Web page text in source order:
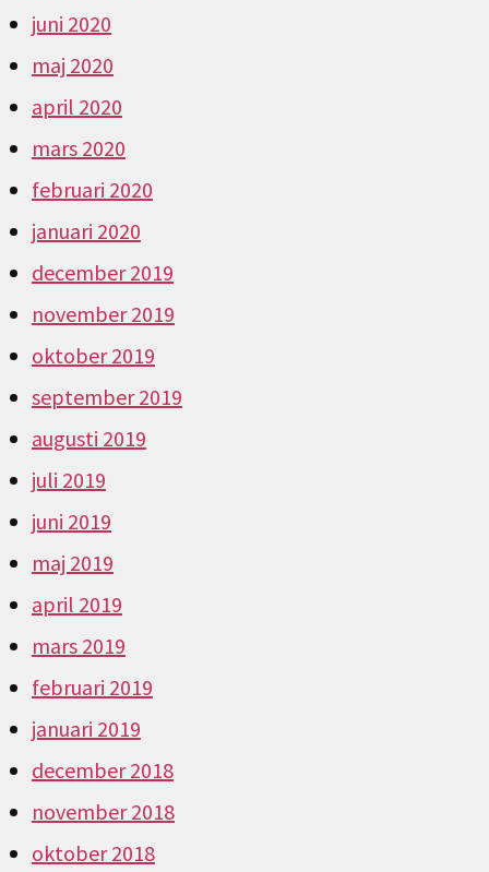
juni 2020
maj 2020
april 2020
mars 2020
februari 2020
januari 2020
december 2019
november 2019
oktober 2019
september 2019
augusti 2019
juli 2019
juni 2019
maj 2019
april 2019
mars 2019
februari 2019
januari 2019
december 2018
november 2018
oktober 2018